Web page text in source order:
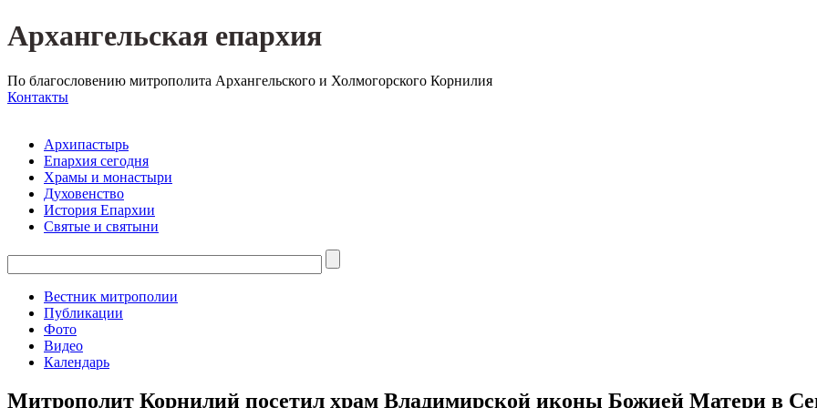
Архангельская епархия
По благословению митрополита Архангельского и Холмогорского Корнилия
Контакты
Архипастырь
Епархия сегодня
Храмы и монастыри
Духовенство
История Епархии
Святые и святыни
Вестник митрополии
Публикации
Фото
Видео
Календарь
Митрополит Корнилий посетил храм Владимирской иконы Божией Матери в